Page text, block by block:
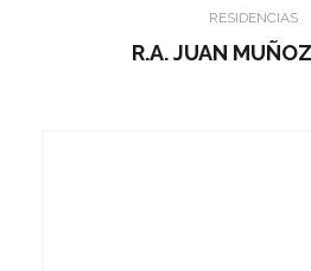
RESIDENCIAS
R.A. JUAN